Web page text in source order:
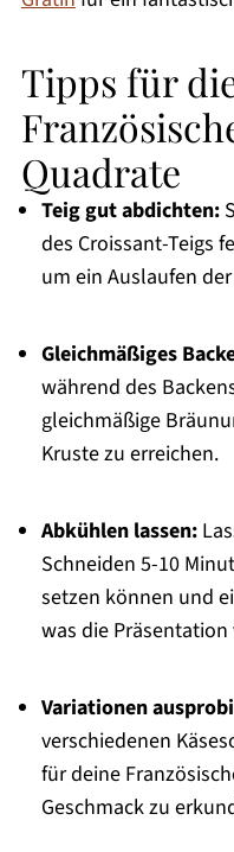
Tipps für
Quadrate
Teig gut abdichten:
des Croissant-Teigs
um ein Auslaufen
Gleichmäßiges
während des
gleichmäßige
Kruste zu erreichen.
Abkühlen lassen:
Schneiden 5-10
setzen können und
was die Präsentation
Variationen
verschiedenen
für deine
Geschmack zu